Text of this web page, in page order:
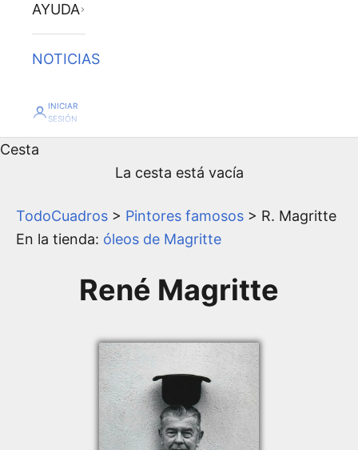
AYUDA
NOTICIAS
INICIAR
SESIÓN
Cesta
La cesta está vacía
TodoCuadros > Pintores famosos > R. Magritte
En la tienda: óleos de Magritte
René Magritte